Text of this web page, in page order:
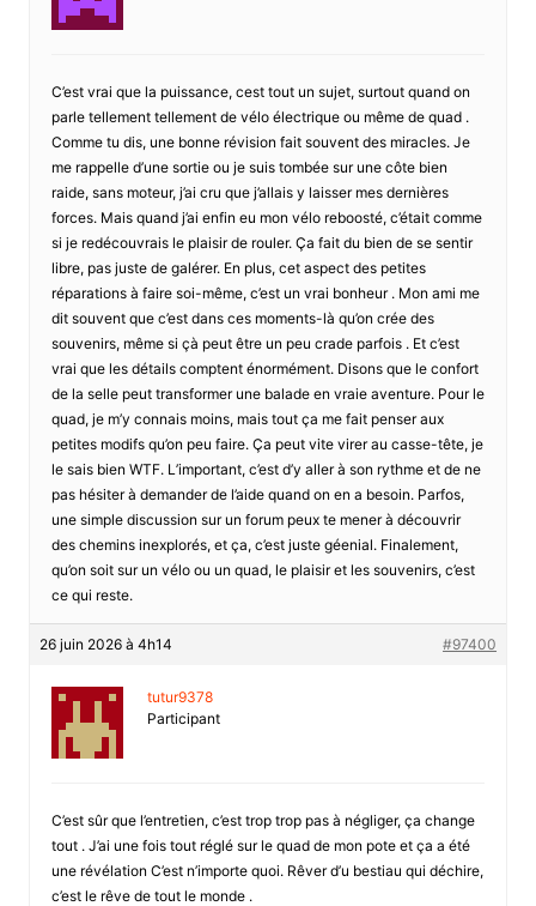
C’est vrai que la puissance, cest tout un sujet, surtout quand on
parle tellement tellement de vélo électrique ou même de quad .
Comme tu dis, une bonne révision fait souvent des miracles. Je
me rappelle d’une sortie ou je suis tombée sur une côte bien
raide, sans moteur, j’ai cru que j’allais y laisser mes dernières
forces. Mais quand j’ai enfin eu mon vélo reboosté, c’était comme
si je redécouvrais le plaisir de rouler. Ça fait du bien de se sentir
libre, pas juste de galérer. En plus, cet aspect des petites
réparations à faire soi-même, c’est un vrai bonheur . Mon ami me
dit souvent que c’est dans ces moments-là qu’on crée des
souvenirs, même si çà peut être un peu crade parfois . Et c’est
vrai que les détails comptent énormément. Disons que le confort
de la selle peut transformer une balade en vraie aventure. Pour le
quad, je m’y connais moins, mais tout ça me fait penser aux
petites modifs qu’on peu faire. Ça peut vite virer au casse-tête, je
le sais bien WTF. L’important, c’est d’y aller à son rythme et de ne
pas hésiter à demander de l’aide quand on en a besoin. Parfos,
une simple discussion sur un forum peux te mener à découvrir
des chemins inexplorés, et ça, c’est juste géenial. Finalement,
qu’on soit sur un vélo ou un quad, le plaisir et les souvenirs, c’est
ce qui reste.
26 juin 2026 à 4h14 #97400
tutur9378
Participant
C’est sûr que l’entretien, c’est trop trop pas à négliger, ça change
tout . J’ai une fois tout réglé sur le quad de mon pote et ça a été
une révélation C’est n’importe quoi. Rêver d’u bestiau qui déchire,
c’est le rêve de tout le monde .